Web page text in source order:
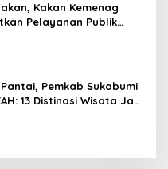
Kakan Kemenag
Pelayanan Publik
Pemkab Sukabumi
13 Distinasi Wisata Jadi